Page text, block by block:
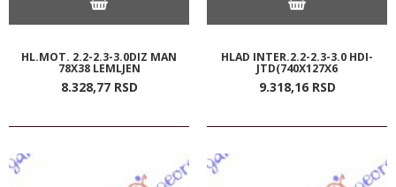
HL.MOT. 2.2-2.3-3.0DIZ MAN
78X38 LEMLJEN
8.328,77 RSD
HLAD INTER.2.2-2.3-3.0 HDI-
JTD(740X127X6
9.318,16 RSD